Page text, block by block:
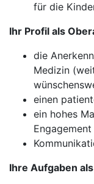
für die
Ihr Profil als
die
Medizin
einen
ein hohes
Ihre Aufgaben